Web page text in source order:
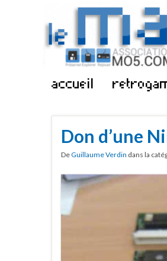
accueil
Don d’une
DeGuillaume Verdin dans la